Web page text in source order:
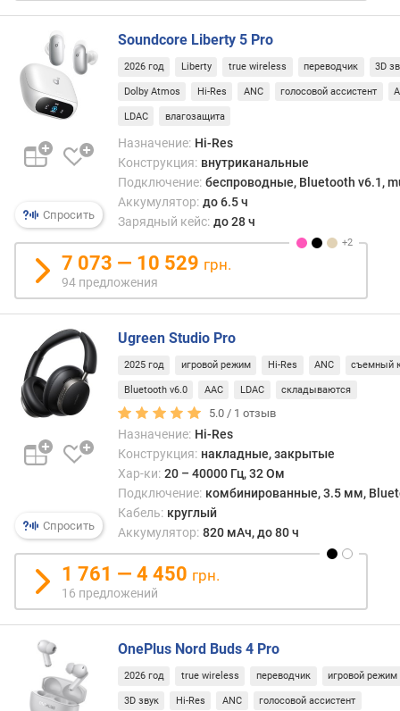
а
л
я
(
м
р
а
и
е
й
с
т
в
и
я
т
и
п
к
а
б
е
л
я
Спросить
Soundcore Liberty 5 Pro
2026 год Liberty true wireless переводчик 3D
Dolby Atmos Hi-Res ANC голосовой ассистент
LDAC влагозащита
Назначение: Hi-Res
Конструкция: внутриканальные
Подключение: беспроводные, Bluetooth v6.1,
Аккумулятор: до 6.5 ч
Зарядный кейс: до 28 ч
7 073 — 10 529 грн.
94 предложения
Спросить
Ugreen Studio Pro
2025 год игровой режим Hi-Res ANC съемный
Bluetooth v6.0 AAC LDAC складываются
5.0 / 1 отзыв
Назначение: Hi-Res
Конструкция: накладные, закрытые
Хар-ки: 20 – 40000 Гц, 32 Ом
Подключение: комбинированные, 3.5 мм,
Кабель: круглый
Аккумулятор: 820 мАч, до 80 ч
1 761 — 4 450 грн.
16 предложений
OnePlus Nord Buds 4 Pro
2026 год true wireless переводчик игровой режим
3D звук Hi-Res ANC голосовой ассистент